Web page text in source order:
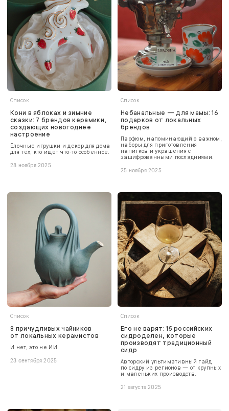
Список
Кони в яблоках и зимние
сказки: 7 брендов керамики,
создающих новогоднее
настроение
Ёлочные игрушки и декор для дома
для тех, кто ищет что-то особенное.
28 ноября 2025
Список
Небанальные — для мамы: 16
подарков от локальных
брендов
Парфюм, напоминающий о важном,
наборы для приготовления
напитков и украшения с
зашифрованными посладниями.
25 ноября 2025
Список
8 причудливых чайников
от локальных керамистов
И нет, это не ИИ.
23 сентября 2025
Список
Его не варят: 15 российских
сидроделен, которые
производят традиционный
сидр
Авторский ультимативный гайд
по сидру из регионов — от крупных
и маленьких производств.
21 августа 2025